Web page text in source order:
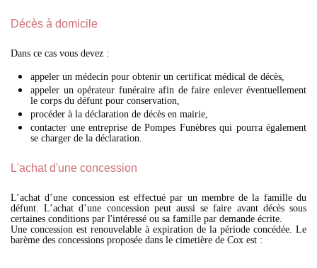
Décès à domicile
Dans ce cas vous devez :
appeler un médecin pour obtenir un certificat médical de décès,
appeler un opérateur funéraire afin de faire enlever éventuellement
le corps du défunt pour conservation,
procéder à la déclaration de décès en mairie,
contacter une entreprise de Pompes Funèbres qui pourra également
se charger de la déclaration.
L'achat d'une concession
L’achat d’une concession est effectué par un membre de la famille du
défunt. L’achat d’une concession peut aussi se faire avant décès sous
certaines conditions par l'intéressé ou sa famille par demande écrite.
Une concession est renouvelable à expiration de la période concédée. Le
barème des concessions proposée dans le cimetière de Cox est :